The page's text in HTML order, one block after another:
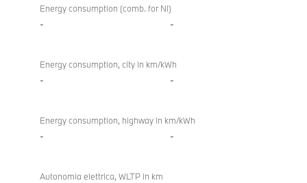
Energy consumption (comb. for NI)
- -
Energy consumption, city in km/kWh
- -
Energy consumption, highway in km/kWh
- -
Autonomia elettrica, WLTP in km